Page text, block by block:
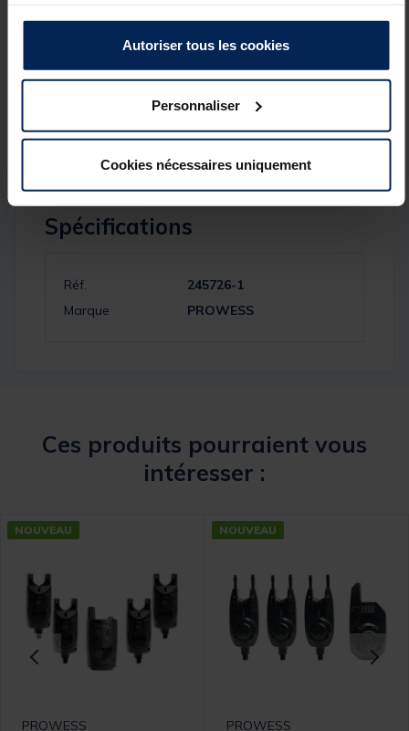
Autoriser tous les cookies
Personnaliser
Cookies nécessaires uniquement
Fonctionne 1 pile 9V pour les détecteurs et 3 piles
Spécifications
Réf.
245726-1
Marque
PROWESS
Ces produits pourraient vous
intéresser :
NOUVEAU
PROWESS
NOUVEAU
PROWESS